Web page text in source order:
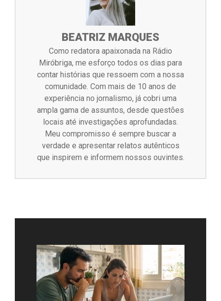
BEATRIZ MARQUES
Como redatora apaixonada na Rádio
Miróbriga, me esforço todos os dias para
contar histórias que ressoem com a nossa
comunidade. Com mais de 10 anos de
experiência no jornalismo, já cobri uma
ampla gama de assuntos, desde questões
locais até investigações aprofundadas.
Meu compromisso é sempre buscar a
verdade e apresentar relatos autênticos
que inspirem e informem nossos ouvintes.